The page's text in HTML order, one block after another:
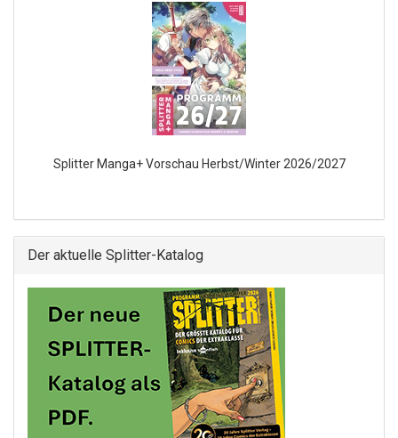
Splitter Manga+ Vorschau Herbst/Winter 2026/2027
Der aktuelle Splitter-Katalog